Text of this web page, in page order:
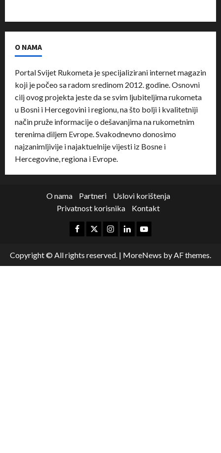
O NAMA
Portal Svijet Rukometa je specijalizirani internet magazin
koji je počeo sa radom sredinom 2012. godine. Osnovni
cilj ovog projekta jeste da se svim ljubiteljima rukometa
u Bosni i Hercegovini i regionu, na što bolji i kvalitetniji
način pruže informacije o dešavanjima na rukometnim
terenima diljem Evrope. Svakodnevno donosimo
najzanimljivije i najaktuelnije vijesti iz Bosne i
Hercegovine, regiona i Evrope.
O nama Partneri
Uslovi korištenja
Privatnost korisnika
Kontakt
Copyright © All rights reserved. | MoreNews by AF themes.